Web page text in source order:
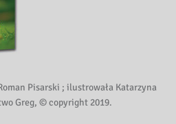
Pisarski ; ilustrowała Katarzyna
Greg, © copyright 2019.